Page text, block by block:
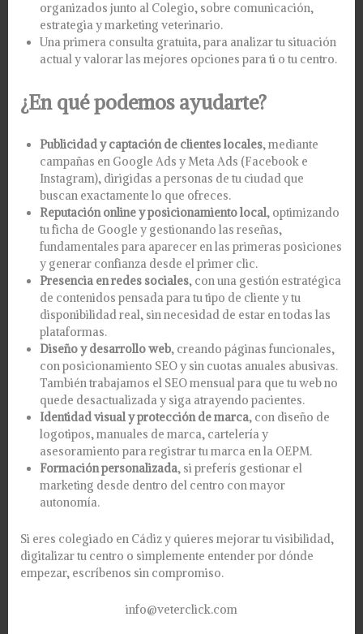
organizados junto al Colegio, sobre comunicación,
estrategia y marketing veterinario.
Una primera consulta gratuita, para analizar tu situación
actual y valorar las mejores opciones para ti o tu centro.
¿En qué podemos ayudarte?
Publicidad y captación de clientes locales, mediante
campañas en Google Ads y Meta Ads (Facebook e
Instagram), dirigidas a personas de tu ciudad que
buscan exactamente lo que ofreces.
Reputación online y posicionamiento local, optimizando
tu ficha de Google y gestionando las reseñas,
fundamentales para aparecer en las primeras posiciones
y generar confianza desde el primer clic.
Presencia en redes sociales, con una gestión estratégica
de contenidos pensada para tu tipo de cliente y tu
disponibilidad real, sin necesidad de estar en todas las
plataformas.
Diseño y desarrollo web, creando páginas funcionales,
con posicionamiento SEO y sin cuotas anuales abusivas.
También trabajamos el SEO mensual para que tu web no
quede desactualizada y siga atrayendo pacientes.
Identidad visual y protección de marca, con diseño de
logotipos, manuales de marca, cartelería y
asesoramiento para registrar tu marca en la OEPM.
Formación personalizada, si preferís gestionar el
marketing desde dentro del centro con mayor
autonomía.
Si eres colegiado en Cádiz y quieres mejorar tu visibilidad,
digitalizar tu centro o simplemente entender por dónde
empezar, escríbenos sin compromiso.
info@veterclick.com